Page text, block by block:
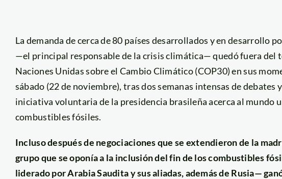
La demanda de cerca de 80 países desarrollados y en desarrollo
—el principal responsable de la crisis climática— quedó fuera del
Naciones Unidas sobre el Cambio Climático (COP30) en sus
sábado (22 de noviembre), tras dos semanas intensas de debates
iniciativa voluntaria de la presidencia brasileña acerca al mundo
combustibles fósiles.
Incluso después de negociaciones que se extendieron de la
grupo que se oponía a la inclusión del fin de los combustibles
liderado por Arabia Saudita y sus aliadas, además de Rusia—